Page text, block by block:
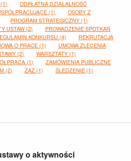
(1)
ODPŁATNA DZIAŁALNOŚĆ
(1)
OSOBY Z
PROGRAM STRATEGICZNY (1)
USTAW (2)
PROWADZENIE SPOTKAŃ
KONKURSU (4)
REKRUTACJA
O PRACĘ(1)
UMOWA ZLECENIA
(2) WARSZTATY (1)
(1)
ZAMÓWIENIA PUBLICZNE
(2) ZAZ (1) ŚLEDZENIE(1)
o aktywności